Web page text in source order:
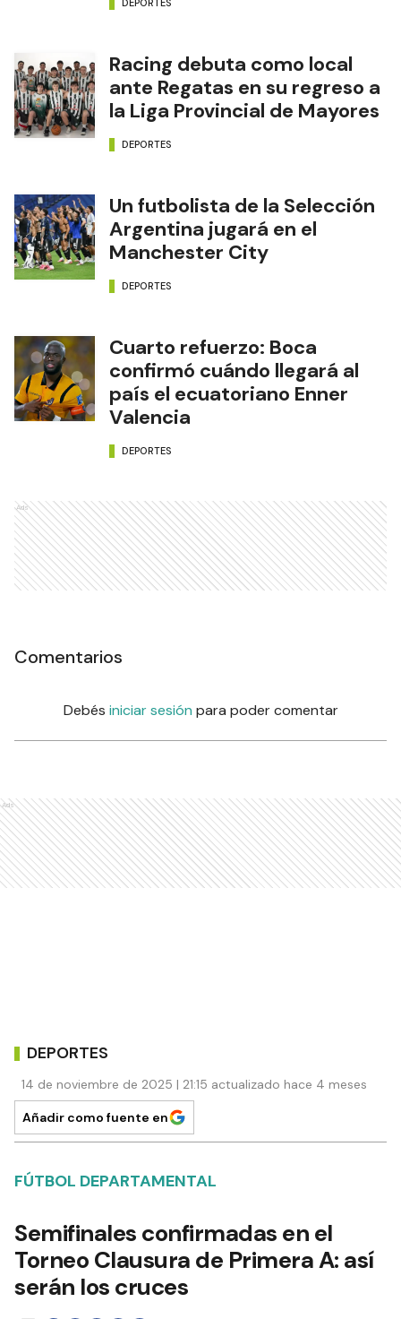
Racing debuta como local
ante Regatas en su regreso a
la Liga Provincial de Mayores
DEPORTES
Un futbolista de la Selección
Argentina jugará en el
Manchester City
DEPORTES
Cuarto refuerzo: Boca
confirmó cuándo llegará al
país el ecuatoriano Enner
Valencia
DEPORTES
Ads
Comentarios
Debés iniciar sesión para poder comentar
Ads
DEPORTES
14 de noviembre de 2025 | 21:15 actualizado hace 4 meses
Añadir como fuente en
FÚTBOL DEPARTAMENTAL
Semifinales confirmadas en el
Torneo Clausura de Primera A: así
serán los cruces